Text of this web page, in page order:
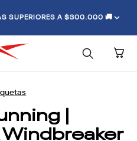
SUPERIORES A $300.000 🚚
|
Windbreaker